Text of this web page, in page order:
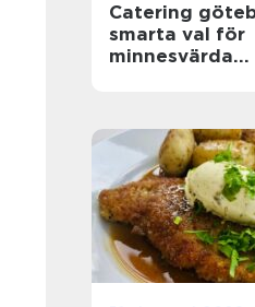
Catering
smarta val för
minnesvärda